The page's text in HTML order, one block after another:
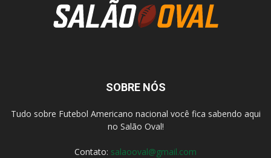
SOBRE NÓS
Tudo sobre Futebol Americano nacional você fica sabendo aqui
no Salão Oval!
Contato: salaooval@gmail.com